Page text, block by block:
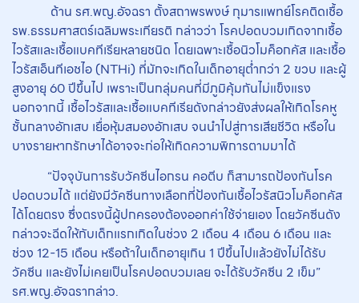
ด้าน รศ.พญ.อัจฉรา ตั้งสถาพรพงษ์ กุมารแพทย์โรคติดเชื้อ
รพ.ธรรมศาสตร์เฉลิมพระเกียรติ กล่าวว่า โรคปอดบวมเกิดจากเชื้อ
ไวรัสและเชื้อแบคทีเรียหลายชนิด โดยเฉพาะเชื้อนิวโมค็อกคัส และเชื้อ
ไวรัสเอ็นทีเอชไอ (NTHi) ที่มักจะเกิดในเด็กอายุต่ำกว่า 2 ขวบ และผู้
สูงอายุ 60 ปีขึ้นไป เพราะเป็นกลุ่มคนที่มีภูมิคุ้มกันไม่แข็งแรง
นอกจากนี้ เชื้อไวรัสและเชื้อแบคทีเรียดังกล่าวยังส่งผลให้เกิดโรคหู
ชั้นกลางอักเสบ เยื่อหุ้มสมองอักเสบ จนนำไปสู่การเสียชีวิต หรือใน
บางรายหากรักษาได้อาจจะก่อให้เกิดความพิการตามมาได้
“ปัจจุบันการรับวัคซีนไอกรน คอตีบ ก็สามารถป้องกันโรค
ปอดบวมได้ แต่ยังมีวัคซีนทางเลือกที่ป้องกันเชื้อไวรัสนิวโมค็อกคัส
ได้โดยตรง ซึ่งตรงนี้ผู้ปกครองต้องออกค่าใช้จ่ายเอง โดยวัคซีนดัง
กล่าวจะฉีดให้กับเด็กแรกเกิดในช่วง 2 เดือน 4 เดือน 6 เดือน และ
ช่วง 12-15 เดือน หรือถ้าในเด็กอายุเกิน 1 ปีขึ้นไปแล้วยังไม่ได้รับ
วัคซีน และยังไม่เคยเป็นโรคปอดบวมเลย จะได้รับวัคซีน 2 เข็ม”
รศ.พญ.อัจฉรากล่าว.